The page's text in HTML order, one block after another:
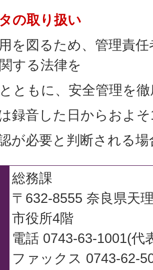
の取り扱い
を図るため、管理責
する法律を
ともに、安全管理を
録音した日からおよ
認が必要と判断される
総務課
〒632-8555 奈良県天
市役所4階
電話 0743-63-1001(代
ファックス 0743-62-